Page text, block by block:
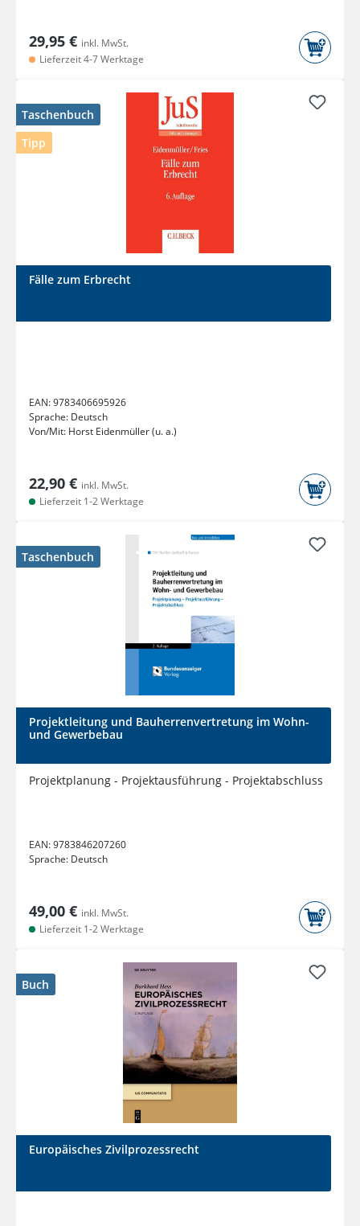
29,95 € inkl. MwSt.
Lieferzeit 4-7 Werktage
Taschenbuch
Tipp
Fälle zum Erbrecht
EAN:9783406695926
Sprache: Deutsch
Von/Mit: Horst Eidenmüller (u. a.)
22,90 € inkl. MwSt.
Lieferzeit 1-2 Werktage
Taschenbuch
Projektleitung und Bauherrenvertretung im Wohn-
und Gewerbebau
Projektplanung - Projektausführung - Projektabschluss
EAN:9783846207260
Sprache: Deutsch
49,00 € inkl. MwSt.
Lieferzeit 1-2 Werktage
Buch
Europäisches Zivilprozessrecht